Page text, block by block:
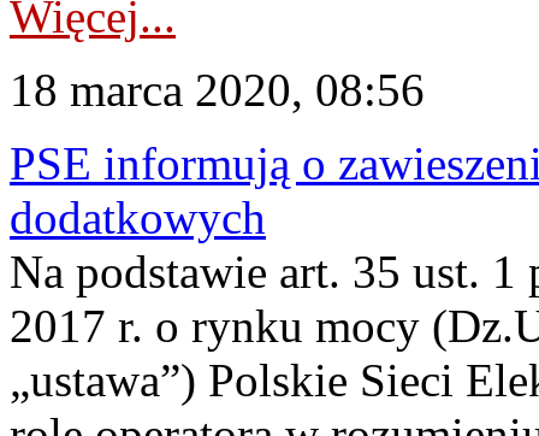
Więcej...
18 marca 2020, 08:56
PSE informują o
dodatkowych
Na podstawie art. 35 ust.
2017 r. o rynku mocy
„ustawa”) Polskie Sieci